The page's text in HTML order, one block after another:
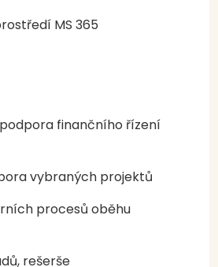
MS 365
finančního řízení
vybraných projektů
procesů oběhu
rešerše